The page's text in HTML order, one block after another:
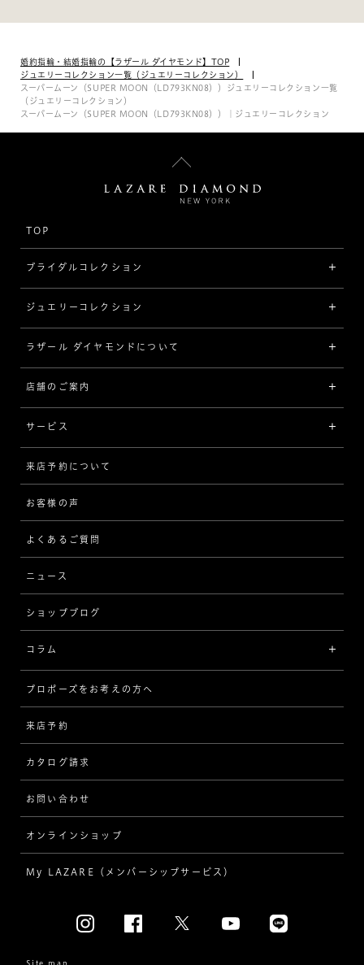
婚約指輪・結婚指輪の【ラザール ダイヤモンド】TOP
ジュエリーコレクション一覧（ジュエリーコレクション）
スーパームーン（SUPER MOON（LD793KN08））ジュエリーコレクション一覧
（ジュエリーコレクション）
スーパームーン（SUPER MOON（LD793KN08））｜ジュエリーコレクション
TOP
ブライダルコレクション
婚約指輪（エンゲージリング）
[素材から選ぶ]
プラチナ
イエローゴールド
コンビネーション
[フォルムから選ぶ]
ストレート
ウェーブ
V字
[セッテイングから選ぶ]
ソリテール
ワンサイドメレ
ダブルサイドメレ
ラインメレ
人気の婚約指輪
結婚指輪（マリッジリング）
[素材から選ぶ]
ジュエリーコレクション
ジュエリーコレクショントップ
ジュエリー一覧
リング
ネックレス/ペンダント
ピアス/イヤリング
ブレスレット
ラザール ダイヤモンドについて
ラザール ダイヤモンドについて
品質
歴史
企業の取り組み
店舗のご案内
サービス
サービスについて
アフターサービス
MESSAGE IN DIAMOND
品質保証
ブライダルアイテム
来店予約について
お客様の声
よくあるご質問
ニュース
ショップブログ
コラム
インタビュー
指輪
ダイヤモンド
プロポーズ
結婚式
プロポーズをお考えの方へ
来店予約
カタログ請求
お問い合わせ
オンラインショップ
My LAZARE（メンバーシップサービス）
Site map